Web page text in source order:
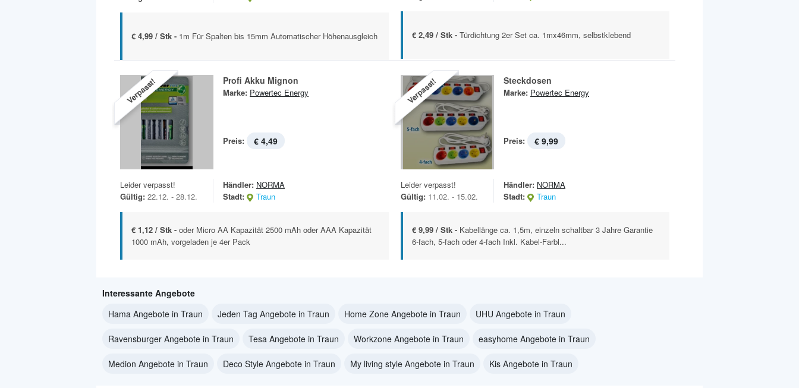
€ 4,99 / Stk - 1m Für Spalten bis 15mm Automatischer Höhenausgleich € 2,49 / Stk - Türdichtung 2er Set ca. 1mx46mm, selbstklebend
Verpasst! Profi Akku Mignon
Marke: Powertec Energy
Preis: € 4,49
Leider verpasst!
Gültig: 22.12. - 28.12.
Händler: NORMA
Stadt:
Traun
€ 1,12 / Stk - oder Micro AA Kapazität 2500 mAh oder AAA Kapazität
1000 mAh, vorgeladen je 4er Pack
Verpasst! Steckdosen
Marke: Powertec Energy
Preis: € 9,99
Leider verpasst!
Gültig: 11.02. - 15.02.
Händler: NORMA
Stadt:
Traun
€ 9,99 / Stk - Kabellänge ca. 1,5m, einzeln schaltbar 3 Jahre Garantie
6-fach, 5-fach oder 4-fach Inkl. Kabel-Farbl...
Interessante Angebote
Hama Angebote in Traun
Jeden Tag Angebote in Traun Home Zone Angebote in Traun UHU Angebote in Traun
Ravensburger Angebote in Traun Tesa Angebote in Traun Workzone Angebote in Traun easyhome Angebote in Traun
Medion Angebote in Traun Deco Style Angebote in Traun My living style Angebote in Traun Kis Angebote in Traun